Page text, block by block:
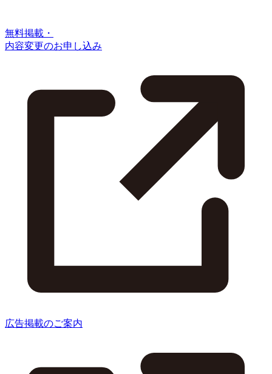
無料掲載・
内容変更のお申し込み
広告掲載のご案内